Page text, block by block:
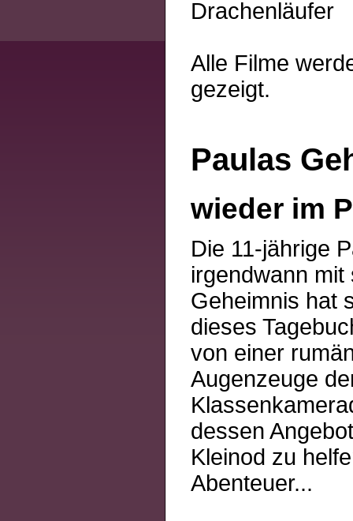
Drachenläufer
Alle Filme
gezeigt.
Paulas
wieder im
Die 11-jährige
irgendwann
Geheimnis hat
dieses
von einer
Augenzeuge
dessen
Kleinod zu
Abenteuer...